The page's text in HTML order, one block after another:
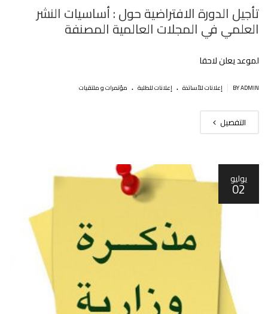
تأجيل الدورة الافتراضية حول : أساسيات النشر
العلمي في المجلات العالمية المصنفة
لموعد يعلن لاحقا
BY ADMIN إعلانات للأساتذة . إعلانات للطلبة . مؤتمرات و ملتقيات
التفصيل
يوليو
02